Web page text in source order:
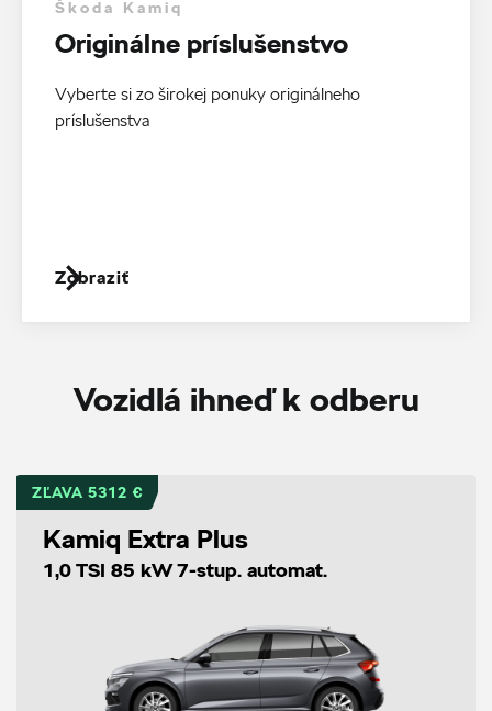
Škoda Kamiq
Originálne príslušenstvo
Vyberte si zo širokej ponuky originálneho
príslušenstva
Zobraziť
Vozidlá ihneď k odberu
ZĽAVA 5312 €
Kamiq Extra Plus
1,0 TSI 85 kW 7-stup. automat.